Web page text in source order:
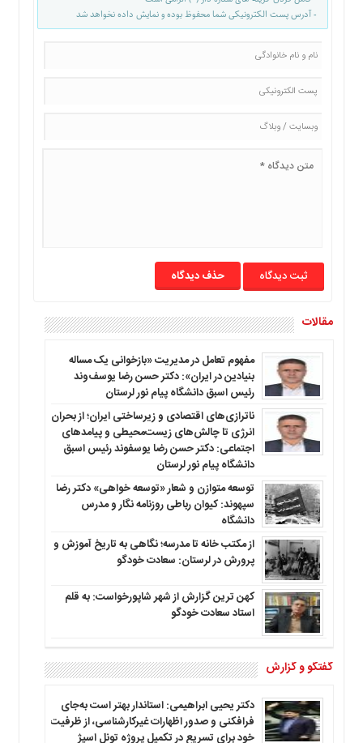
- آدرس پست الکترونیکی شما محفوظ بوده و نمایش داده نخواهد شد
حذف دیدگاه
مقالات
مفهوم تعامل در مدیریت «بازخوانی یک مساله
بنیادین در ایران»: دکتر حسن رضا یوسف‌وند
رئیس اسبق دانشگاه پیام نور لرستان
ناترازی‌های اقتصادی و زیرساختی ایران؛ از بحران
انرژی تا چالش‌های زیست‌محیطی و پیامدهای
اجتماعی: دکتر حسن رضا یوسفوند رئیس اسبق
دانشگاه پیام نور لرستان
توسعه متوازن و شعار «توسعه خواهی» دکتر رضا
سپهوند: کیوان رباطی روزنامه نگار و مدرس
دانشگاه
از مکتب خانه تا مدرسه؛ نگاهی به تاریخ آموزش و
پرورش در لرستان: سعادت خودگو
کهن ترین گزارش از شهر شاپورخواست: به قلم
استاد سعادت خودگو
گفتگو و گزارش
دکتر یحیی ابراهیمی: استاندار بهتر است به‌جای
فرافکنی و صدور اظهارات غیرکارشناسی، از ظرفیت
خود برای تسریع در تکمیل پروژه تونل اسپژ